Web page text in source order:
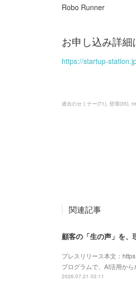
Robo Runner
お申し込み詳細
https://startup-
過去のセミナー(71) 登壇(35)
関連記事
顧客の「生の声」を
プレスリリース本文：
プログラムで、AI活用か
2026.07.21 03:11